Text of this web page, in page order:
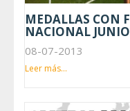
MEDALLAS CON
NACIONAL
08-07-2013
Leer más...